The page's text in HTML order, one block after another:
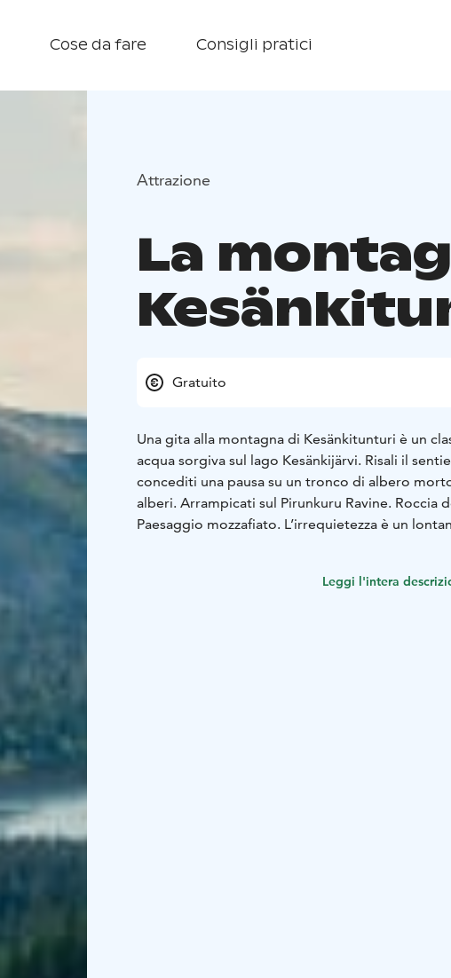
Cose da fare Consigli pratici
Attrazione
La
Gratuito
Una gita alla montagna di Kesänkitunturi è un
acqua sorgiva sul lago Kesänkijärvi. Risali il
concediti una pausa su un tronco di albero
alberi. Arrampicati sul Pirunkuru Ravine. Roccia
Paesaggio mozzafiato. L’irrequietezza è un
Leggi l'intera